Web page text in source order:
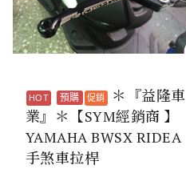
預購
＊『益隆車
業』＊【SYM經銷商 】
YAMAHA BWSX RIDEA
手煞車拉桿